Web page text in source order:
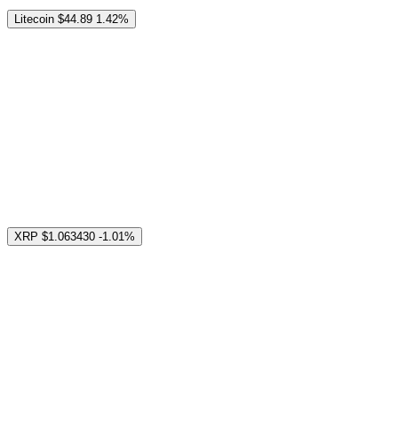
Litecoin $44.89 1.42%
XRP $1.063430 -1.01%